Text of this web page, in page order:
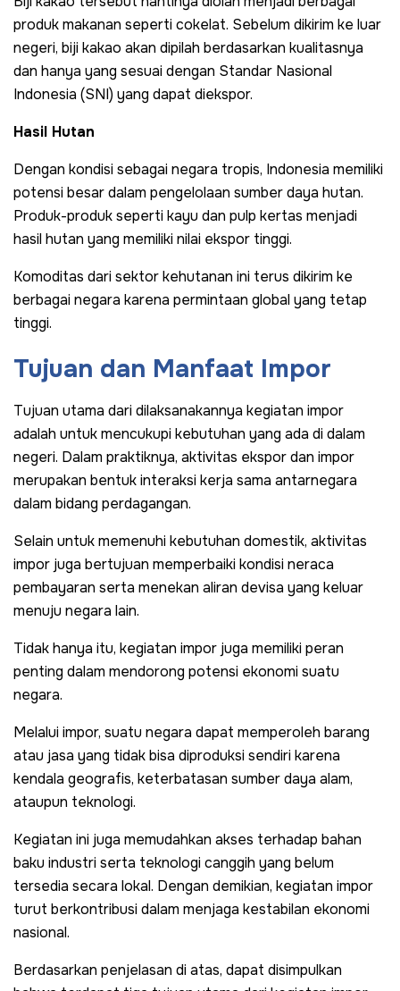
produk makanan seperti cokelat. Sebelum dikirim ke luar
negeri, biji kakao akan dipilah berdasarkan kualitasnya
dan hanya yang sesuai dengan Standar Nasional
Indonesia (SNI) yang dapat diekspor.
Hasil Hutan
Dengan kondisi sebagai negara tropis, Indonesia memiliki
potensi besar dalam pengelolaan sumber daya hutan.
Produk-produk seperti kayu dan pulp kertas menjadi
hasil hutan yang memiliki nilai ekspor tinggi.
Komoditas dari sektor kehutanan ini terus dikirim ke
berbagai negara karena permintaan global yang tetap
tinggi.
Tujuan dan Manfaat Impor
Tujuan utama dari dilaksanakannya kegiatan impor
adalah untuk mencukupi kebutuhan yang ada di dalam
negeri. Dalam praktiknya, aktivitas ekspor dan impor
merupakan bentuk interaksi kerja sama antarnegara
dalam bidang perdagangan.
Selain untuk memenuhi kebutuhan domestik, aktivitas
impor juga bertujuan memperbaiki kondisi neraca
pembayaran serta menekan aliran devisa yang keluar
menuju negara lain.
Tidak hanya itu, kegiatan impor juga memiliki peran
penting dalam mendorong potensi ekonomi suatu
negara.
Melalui impor, suatu negara dapat memperoleh barang
atau jasa yang tidak bisa diproduksi sendiri karena
kendala geografis, keterbatasan sumber daya alam,
ataupun teknologi.
Kegiatan ini juga memudahkan akses terhadap bahan
baku industri serta teknologi canggih yang belum
tersedia secara lokal. Dengan demikian, kegiatan impor
turut berkontribusi dalam menjaga kestabilan ekonomi
nasional.
Berdasarkan penjelasan di atas, dapat disimpulkan